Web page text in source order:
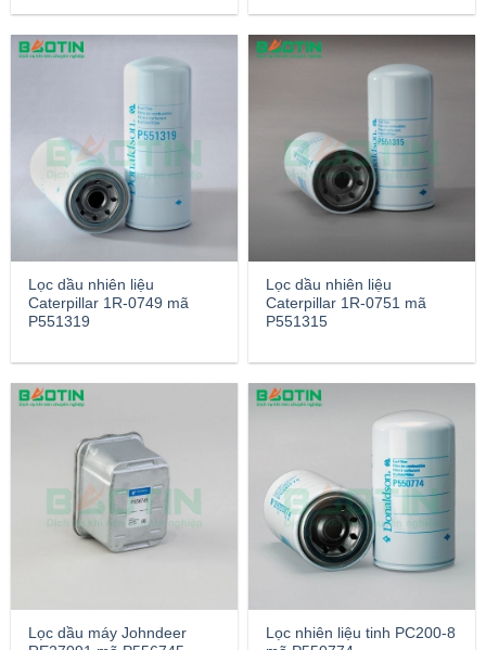
Lọc dầu nhiên liệu
Caterpillar 1R-0749 mã
P551319
Lọc dầu nhiên liệu
Caterpillar 1R-0751 mã
P551315
Lọc dầu máy Johndeer
Lọc nhiên liệu tinh PC200-8